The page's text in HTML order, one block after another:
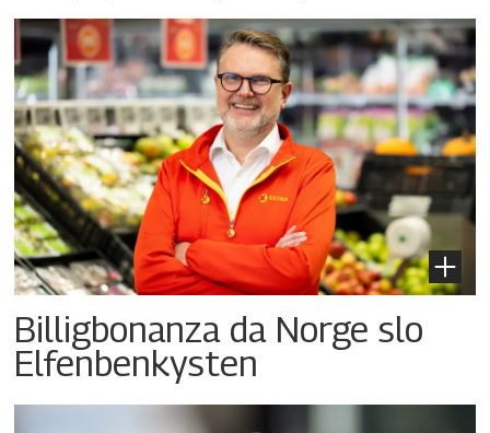
Billigbonanza da Norge slo
Elfenbenkysten